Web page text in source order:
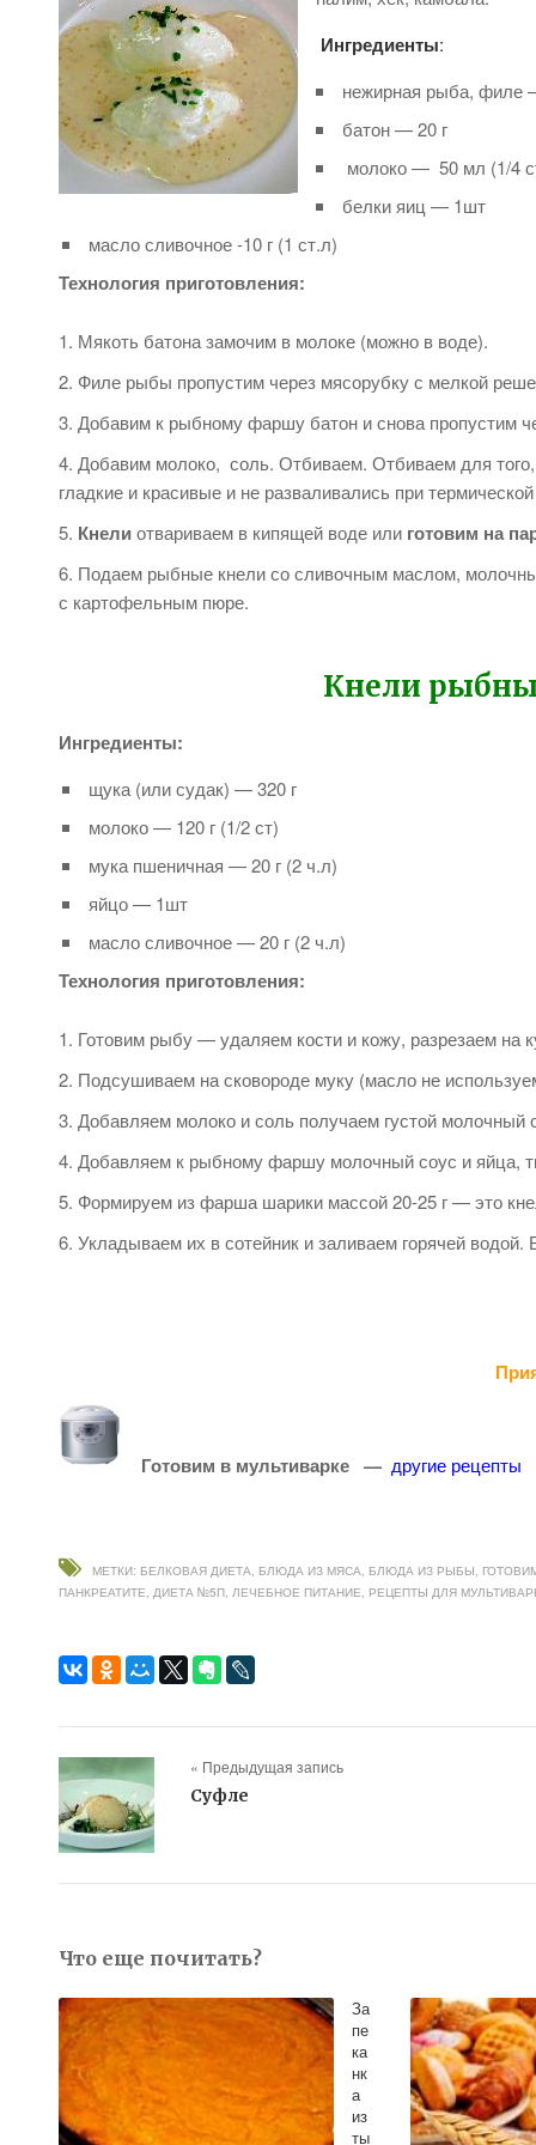
Ингредиенты:
нежирная рыба, филе
батон — 20 г
молоко — 50 мл (1/4
белки яиц — 1шт
масло сливочное -10 г (1 ст.л)
Технология приготовления:
Мякоть батона замочим в молоке (можно в воде).
Филе рыбы пропустим через мясорубку с мелкой
Добавим к рыбному фаршу батон и снова пропустим
Добавим молоко, соль. Отбиваем. Отбиваем для
гладкие и красивые и не разваливались при
Кнелиотвариваем в кипящей воде или готовим на
Подаем рыбные кнели со сливочным маслом,
с картофельным пюре.
Кнели
Ингредиенты:
щука (или судак) — 320 г
молоко — 120 г (1/2 ст)
мука пшеничная — 20 г (2 ч.л)
яйцо — 1шт
масло сливочное — 20 г (2 ч.л)
Технология приготовления:
Готовим рыбу — удаляем кости и кожу, разрезаем на
Подсушиваем на сковороде муку (масло не
Добавляем молоко и соль получаем густой молочный
Добавляем к рыбному фаршу молочный соус и яйца,
Формируем из фарша шарики массой 20-25 г — это
Укладываем их в сотейник и заливаем горячей водой.
Готовим в мультиварке — другие рецепты
МЕТКИ: БЕЛКОВАЯ ДИЕТА БЛЮДА ИЗ МЯСА БЛЮДА ИЗ РЫБЫ
ПАНКРЕАТИТЕ ДИЕТА №5П ЛЕЧЕБНОЕ ПИТАНИЕ РЕЦЕПТЫ ДЛЯ
« Предыдущая запись
Cуфле
Что еще почитать?
За
пе
ка
нк
а
из
ты